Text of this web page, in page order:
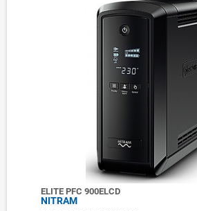
ELITE PFC 900ELCD
NITRAM